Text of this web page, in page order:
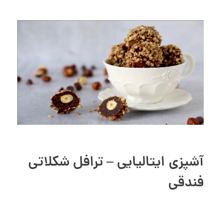
آشپزی ایتالیایی – ترافل شکلاتی
فندقی